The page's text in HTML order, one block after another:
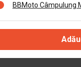
BBMoto Câmpulung